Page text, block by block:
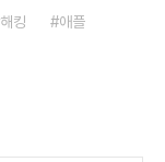
해킹 애플